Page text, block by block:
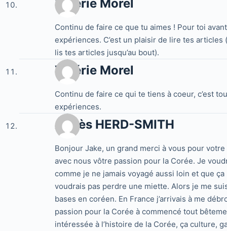
Valérie Morel
Continu de faire ce que tu aimes ! Pour toi
expériences. C’est un plaisir de lire tes articles
lis tes articles jusqu’au bout).
Valérie Morel
Continu de faire ce qui te tiens à coeur, c’est
expériences.
Agnès HERD-SMITH
Bonjour Jake, un grand merci à vous pour
avec nous vôtre passion pour la Corée. Je
comme je ne jamais voyagé aussi loin et que
voudrais pas perdre une miette. Alors je me
bases en coréen. En France j’arrivais à me
passion pour la Corée à commencé tout
intéressée à l’histoire de la Corée, ça culture,